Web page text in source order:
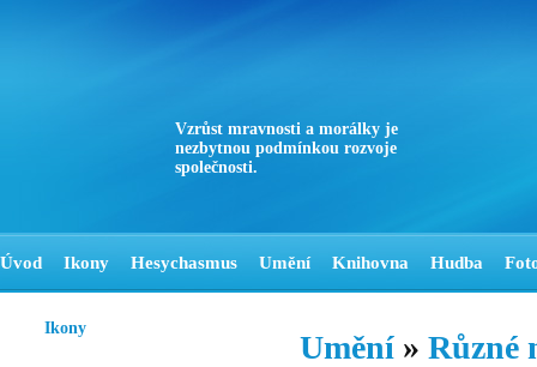
Vzrůst mravnosti a morálky je
nezbytnou podmínkou rozvoje
společnosti.
Úvod Ikony Hesychasmus Umění Knihovna Hudba
Ikony
Umění » Různé